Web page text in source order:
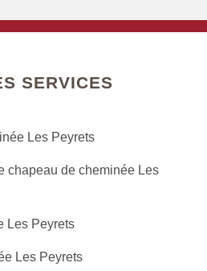
SERVICES
Les Peyrets
chapeau de cheminée Les
Les Peyrets
Les Peyrets